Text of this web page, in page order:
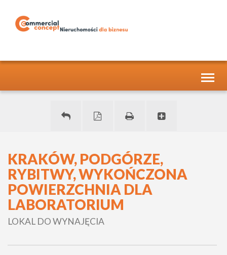
KRAKÓW, PODGÓRZE,
RYBITWY, WYKOŃCZONA
POWIERZCHNIA DLA
LABORATORIUM
LOKAL DO WYNAJĘCIA